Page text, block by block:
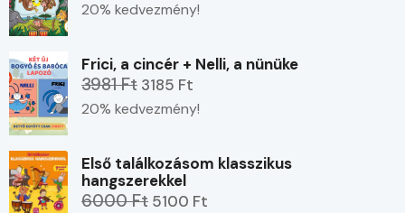
20% kedvezmény!
Frici, a cincér + Nelli, a nünüke
3981 Ft 3185 Ft
20% kedvezmény!
Első találkozásom klasszikus
hangszerekkel
6000 Ft 5100 Ft